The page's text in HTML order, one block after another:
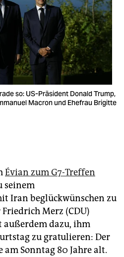
so: US-Präsident Donald Trump,
Macron und Ehefrau Brigitte
Évian zum G7-Treffen
seinem
Iran beglückwünschen zu
Merz (CDU)
außerdem dazu, ihm
zu gratulieren: Der
am Sonntag 80 Jahre alt.